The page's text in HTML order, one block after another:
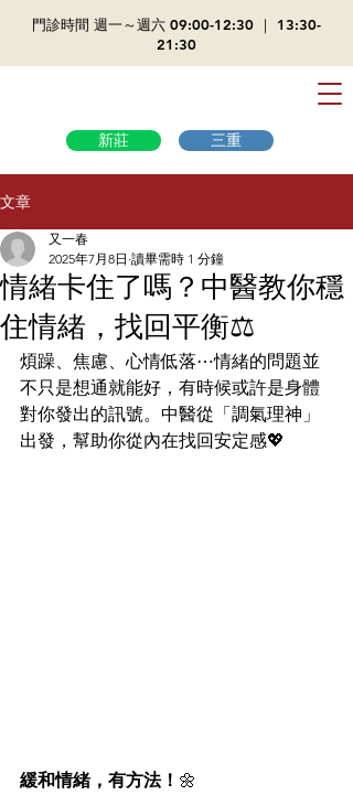
​門診時間 週一～週六 09:00-12:30 ｜ 13:30-
21:30
新莊 三重
文章
情緒卡住了嗎？中醫教你穩
住情緒，找回平衡⚖️
又一春
2025年7月8日 讀畢需時 1 分鐘
煩躁、焦慮、心情低落⋯情緒的問題並
不只是想通就能好，有時候或許是身體
對你發出的訊號。中醫從「調氣理神」
出發，幫助你從內在找回安定感💖
緩和情緒，有方法！ 🌼